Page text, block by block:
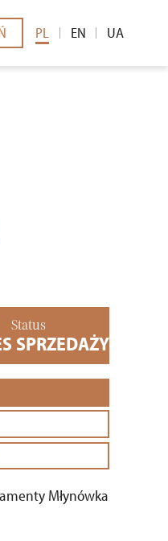
PL EN UA
Status
SPRZEDAŻY